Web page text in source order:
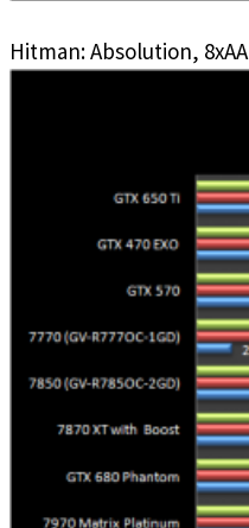
Hitman: Absolution, 8xAA